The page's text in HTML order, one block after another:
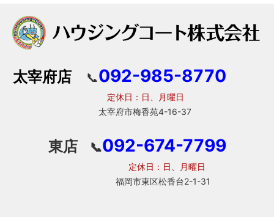
太宰府店 📞092-985-8770
定休日：日、月曜日
太宰府市梅香苑4-16-37
東店 📞092-674-7799
定休日：日、月曜日
福岡市東区松香台2-1-31